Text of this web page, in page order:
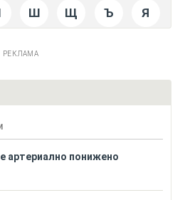
Ш Щ Ъ Я
РЕКЛАМА
артериално понижено